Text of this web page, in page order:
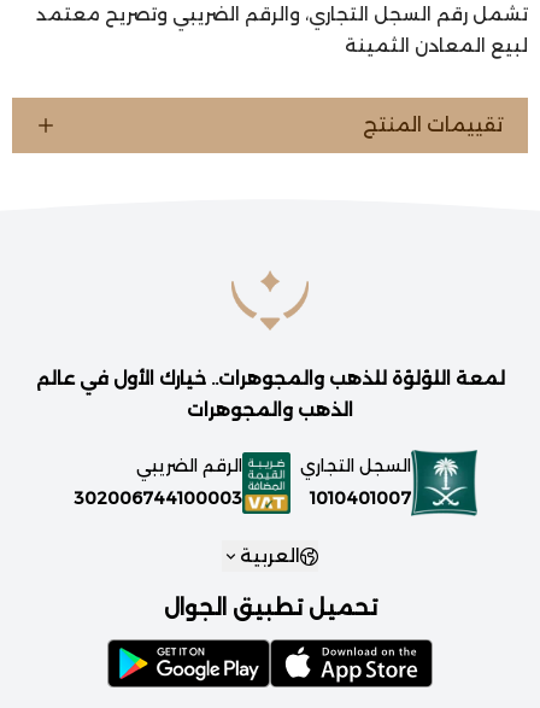
تشمل رقم السجل التجاري، والرقم الضريبي وتصريح معتمد
لبيع المعادن الثمينة
تقييمات المنتج
لمعة اللؤلؤة للذهب والمجوهرات.. خيارك الأول في عالم
الذهب والمجوهرات
السجل التجاري
1010401007
الرقم الضريبي
302006744100003
العربية
تحميل تطبيق الجوال